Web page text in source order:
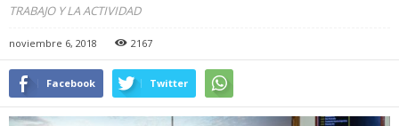
TRABAJO Y LA ACTIVIDAD
noviembre 6, 2018 2167
Facebook Twitter